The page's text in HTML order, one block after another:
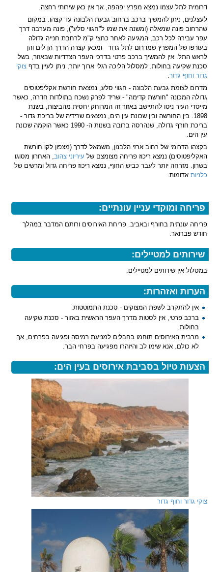
דרומית לתל עצמו נמצא מפרץ יפהפה, אך אין כאן שירותי רחצה.
לעצלנים, ניתן להמשיך ברכב ברחוב גבעת הלבונה עד קצהו. במקום
שהרחוב פונה שמאלה (ומשנה את שמו ל"חגווי סלע"), פונה מערבה דרך
עפר עבירה לכל רכב, המגיעה לאחר כחצי ק"מ לרחבת חנייה גדולה
בעורפו של המפרץ שמדרום לתל גדור - ומכאן קצרה הדרך הן לים והן
לראש התל. אין להמשיך ברכב פרטי בדרכי העפר הצדדיות שבאזור, בשל
סכנת שקיעה בחולות. למסלול הליכה רגלי ארוך יותר, ניתן לעיין בדף צוקי
גדור וחוף גדור
מדרום לצומת גבעת הלבונה - חגווי סלע, נמצאת חורשת אקליפטוסים
גדולה המכונה "חורשת קדימה" - שריד לפרק נשכח בתולדות חדרה, כאשר
מייסדי העיר ניסו להתיישב באזור זה המרוחק יחסית מהביצות, בשנת
1898. בין החורשה ובין שכונת עין הים, נמצאים שרידיה של בריכת גדור -
בריכת חורף גדולה, שנהרסה ברובה בשנות ה- 1990 כאשר הוקמה שכונת
עין הים.
בקצהו הדרומי של רחוב ארזי הלבנון, משמאל לדרך (מצפון לקו חורשת
האקליפטוסים) נמצא ריכוז פריחה מצומצם של עיריוני צהוב , האחרון מסוגו
בשרון. מזרחה יותר לעבר כביש החוף, נמצא ריכוז פריחה גדול ומרשים של
כלניות אדומות.
פריחה ומוקדי עניין עונתיים:
פריחה עונתית בחורף ובאביב. פריחת האירוסים ורותם המדבר במהלך
חודש פברואר.
שירותים למטיילים:
במסלול אין שירותים למטיילים.
הערות ואזהרות:
אין להתקרב לשפת המצוקים - סכנת התמוטטות.
ברכב פרטי, אין לסטות מדרך העפר הראשית באזור - סכנת שקיעה
בחולות.
מרבית האירוסים תוחמו בחבלים למניעת רמיסה ופגיעה בפרחים, אך
לא כולם. אנא שימו לב והיזהרו מפגיעה בפרחי הבר.
הצעות טיול בסביבת אירוסים בעין הים:
צוקי גדור וחוף גדור